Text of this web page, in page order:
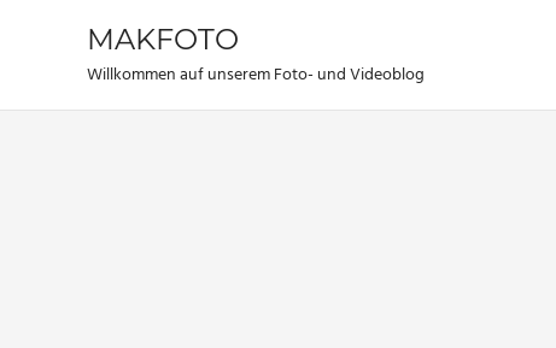
MAKFOTO
Willkommen auf unserem Foto- und Videoblog